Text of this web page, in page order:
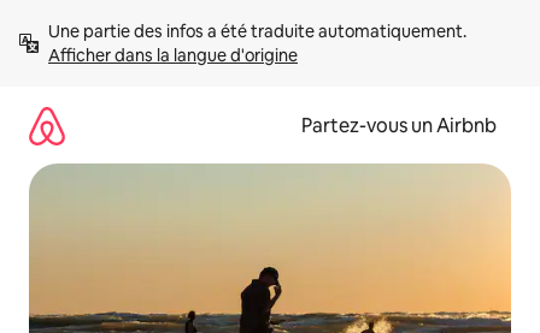
directement
Afficher dans la langue d'origine
Partez-vous un Airbnb